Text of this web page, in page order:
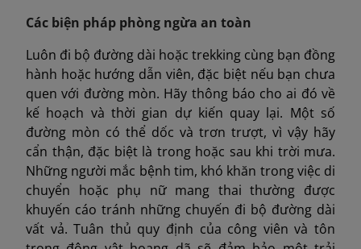
Các biện pháp phòng ngừa an toàn
Luôn đi bộ đường dài hoặc trekking cùng bạn đồng
hành hoặc hướng dẫn viên, đặc biệt nếu bạn chưa
quen với đường mòn. Hãy thông báo cho ai đó về
kế hoạch và thời gian dự kiến quay lại. Một số
đường mòn có thể dốc và trơn trượt, vì vậy hãy
cẩn thận, đặc biệt là trong hoặc sau khi trời mưa.
Những người mắc bệnh tim, khó khăn trong việc di
chuyển hoặc phụ nữ mang thai thường được
khuyến cáo tránh những chuyến đi bộ đường dài
vất vả. Tuân thủ quy định của công viên và tôn